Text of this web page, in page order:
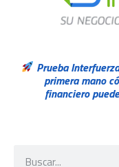
Prueba
primera mano
financiero